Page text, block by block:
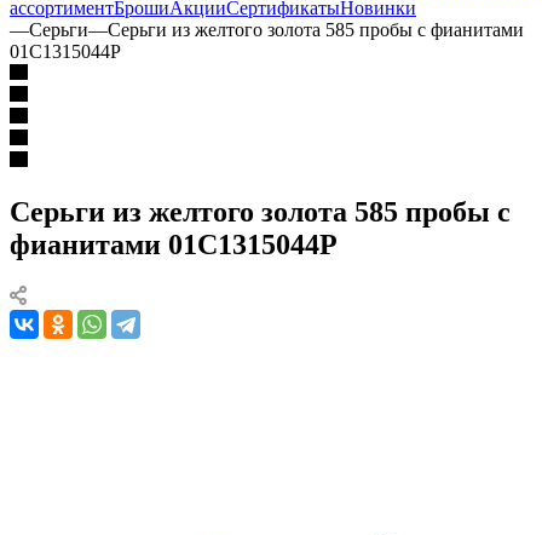
ассортиментБрошиАкцииСертификатыНовинки
—Серьги—Серьги из желтого золота 585 пробы с фианитами
01С1315044Р
Серьги из желтого золота 585 пробы с
фианитами 01С1315044Р